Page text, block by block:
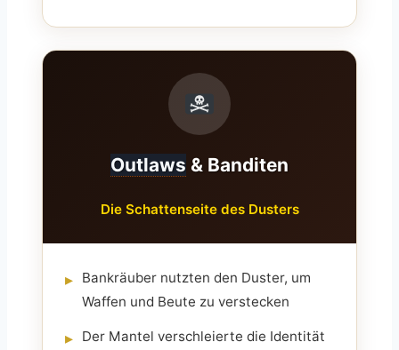
Outlaws & Banditen
Die Schattenseite des Dusters
▸ Bankräuber nutzten den Duster, um
Waffen und Beute zu verstecken
▸ Der Mantel verschleierte die Identität